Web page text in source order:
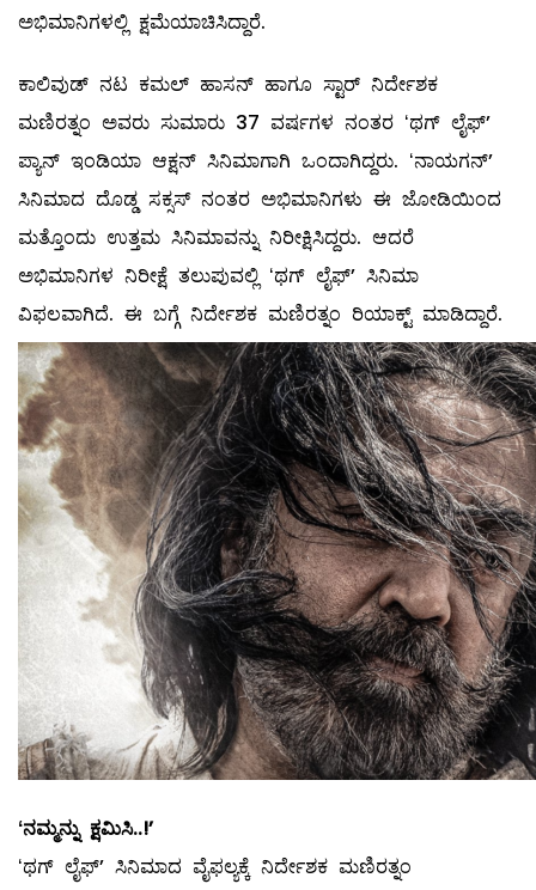
ಅಭಿಮಾನಿಗಳಲ್ಲಿ ಕ್ಷಮೆಯಾಚಿಸಿದ್ದಾರೆ.
ಕಾಲಿವುಡ್‌ ನಟ ಕಮಲ್‌ ಹಾಸನ್‌ ಹಾಗೂ ಸ್ಟಾರ್‌ ನಿರ್ದೇಶಕ
ಮಣಿರತ್ನಂ ಅವರು ಸುಮಾರು 37 ವರ್ಷಗಳ ನಂತರ ʻಥಗ್‌ ಲೈಫ್‌ʼ
ಪ್ಯಾನ್‌ ಇಂಡಿಯಾ ಆಕ್ಷನ್‌ ಸಿನಿಮಾಗಾಗಿ ಒಂದಾಗಿದ್ದರು. ʻನಾಯಗನ್‌ʼ
ಸಿನಿಮಾದ ದೊಡ್ಡ ಸಕ್ಸಸ್‌ ನಂತರ ಅಭಿಮಾನಿಗಳು ಈ ಜೋಡಿಯಿಂದ
ಮತ್ತೊಂದು ಉತ್ತಮ ಸಿನಿಮಾವನ್ನು ನಿರೀಕ್ಷಿಸಿದ್ದರು. ಆದರೆ
ಅಭಿಮಾನಿಗಳ ನಿರೀಕ್ಷೆ ತಲುಪುವಲ್ಲಿ ʻಥಗ್‌ ಲೈಫ್‌ʼ ಸಿನಿಮಾ
ವಿಫಲವಾಗಿದೆ. ಈ ಬಗ್ಗೆ ನಿರ್ದೇಶಕ ಮಣಿರತ್ನಂ ರಿಯಾಕ್ಟ್‌ ಮಾಡಿದ್ದಾರೆ.
ʻನಮ್ಮನ್ನು ಕ್ಷಮಿಸಿ..!ʼ
ʻಥಗ್‌ ಲೈಫ್‌ʼ ಸಿನಿಮಾದ ವೈಫಲ್ಯಕ್ಕೆ ನಿರ್ದೇಶಕ ಮಣಿರತ್ನಂ